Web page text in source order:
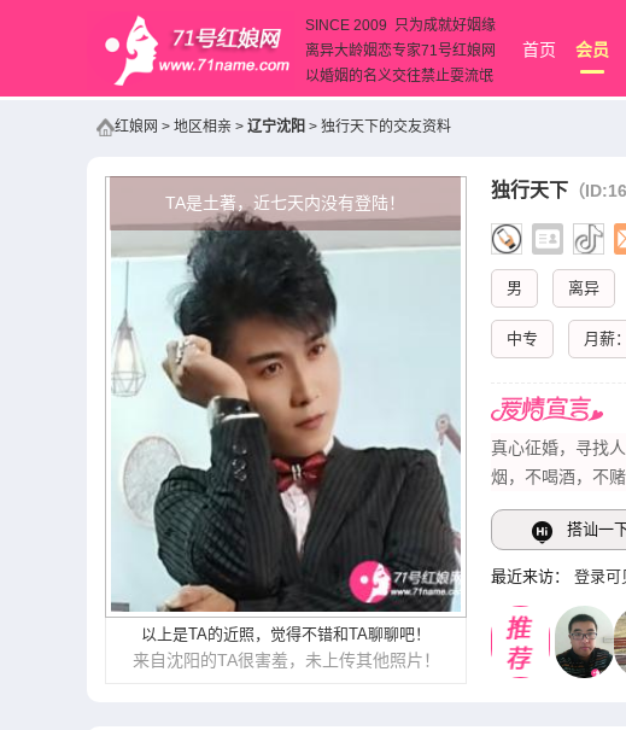
SINCE 2009 只为成就好姻缘
离异大龄姻恋专家71号红娘网
以婚姻的名义交往禁止耍流氓
首页 会员
红娘网 > 地区相亲 > 辽宁沈阳 > 独行天下的交友资料
TA是土著，近七天内没有登陆！
以上是TA的近照，觉得不错和TA聊聊吧！
来自沈阳的TA很害羞，未上传其他照片！
独行天下 （
男 离异
中专 月薪
真心征婚，寻找
烟，不喝酒，不
搭讪一
最近来访： 登录可